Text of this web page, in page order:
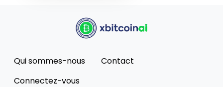
Qui sommes-nous
Contact
Connectez-vous